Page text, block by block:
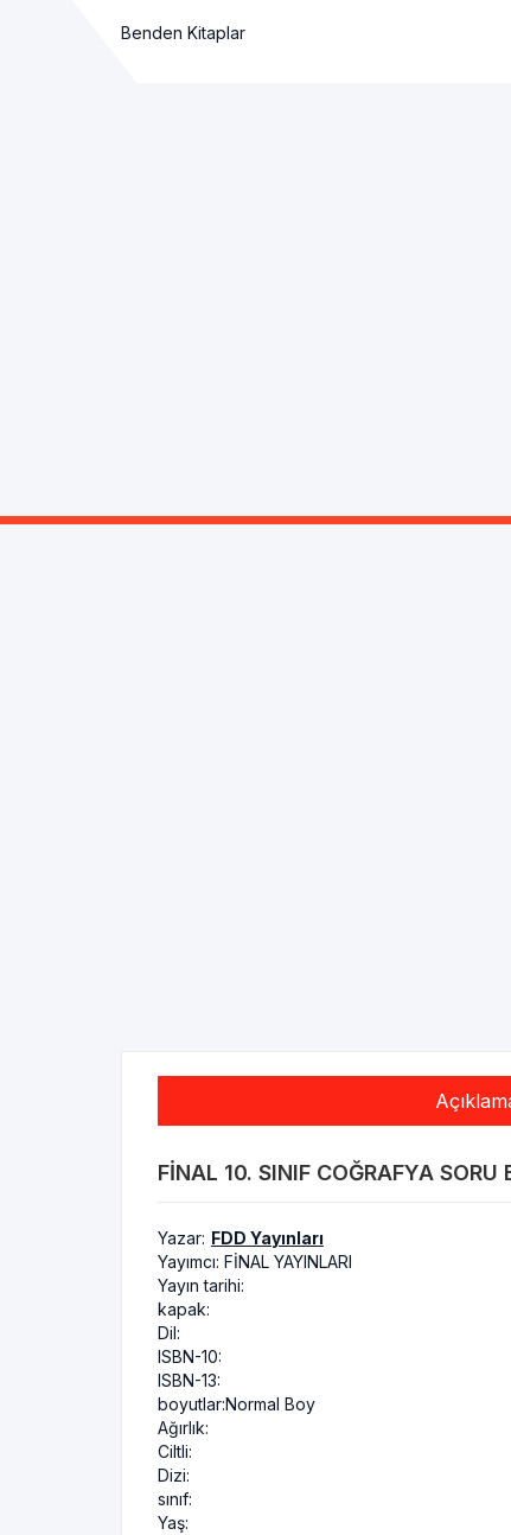
Benden Kitaplar
FINAL 10. SINIF COĞRAFYA
Yazar: FDD Yayınları
Yayımcı: FİNAL YAYINLARI
Yayın tarihi:
kapak:
Dil:
ISBN-10:
ISBN-13:
boyutlar:Normal Boy
Ağırlık:
Ciltli:
Dizi:
sınıf:
Yaş: